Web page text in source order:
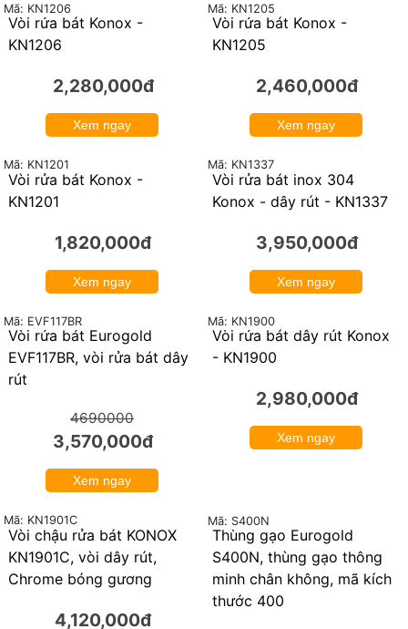
Vòi rửa bát Konox -
KN1206
Mã: KN1206
2,280,000đ
Xem ngay
Vòi rửa bát Konox -
KN1205
Mã: KN1205
2,460,000đ
Xem ngay
Vòi rửa bát Konox -
KN1201
Mã: KN1201
1,820,000đ
Xem ngay
Vòi rửa bát inox 304
Konox - dây rút - KN1337
Mã: KN1337
3,950,000đ
Xem ngay
Vòi rửa bát Eurogold
EVF117BR, vòi rửa bát dây
rút
Mã: EVF117BR
4690000
3,570,000đ
Xem ngay
Vòi rửa bát dây rút Konox
- KN1900
Mã: KN1900
2,980,000đ
Xem ngay
Vòi chậu rửa bát KONOX
KN1901C, vòi dây rút,
Chrome bóng gương
Mã: KN1901C
4,120,000đ
Thùng gạo Eurogold
S400N, thùng gạo thông
minh chân không, mã kích
thước 400
Mã: S400N